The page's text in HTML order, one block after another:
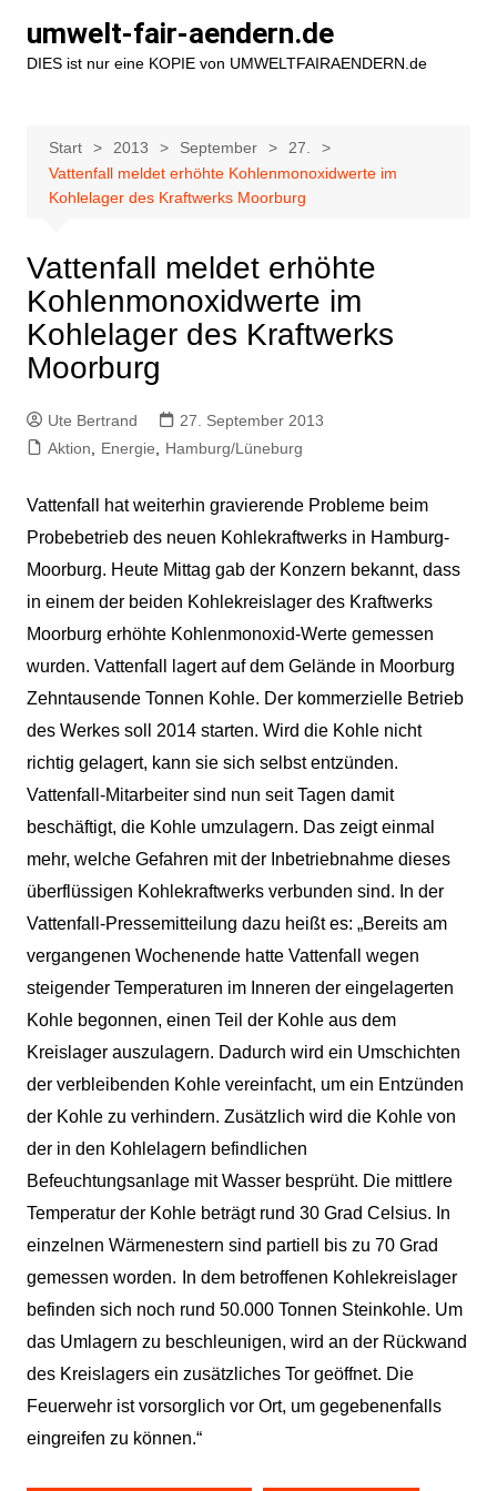
Inhalt
springen
umwelt-fair-aendern.de
DIES ist nur eine KOPIE von UMWELTFAIRAENDERN.de
Start 2013 September
27.
Vattenfall meldet erhöhte Kohlenmonoxidwerte im
Kohlelager des Kraftwerks Moorburg
Vattenfall meldet erhöhte
Kohlenmonoxidwerte im
Kohlelager des Kraftwerks
Moorburg
Ute Bertrand
27. September 2013
Aktion
Energie Hamburg/Lüneburg
Vattenfall hat weiterhin gravierende Probleme beim
Probebetrieb des neuen Kohlekraftwerks in Hamburg-
Moorburg. Heute Mittag gab der Konzern bekannt, dass
in einem der beiden Kohlekreislager des Kraftwerks
Moorburg erhöhte Kohlenmonoxid-Werte gemessen
wurden. Vattenfall lagert auf dem Gelände in Moorburg
Zehntausende Tonnen Kohle. Der kommerzielle Betrieb
des Werkes soll 2014 starten. Wird die Kohle nicht
richtig gelagert, kann sie sich selbst entzünden.
Vattenfall-Mitarbeiter sind nun seit Tagen damit
beschäftigt, die Kohle umzulagern. Das zeigt einmal
mehr, welche Gefahren mit der Inbetriebnahme dieses
überflüssigen Kohlekraftwerks verbunden sind. In der
Vattenfall-Pressemitteilung dazu heißt es: „Bereits am
vergangenen Wochenende hatte Vattenfall wegen
steigender Temperaturen im Inneren der eingelagerten
Kohle begonnen, einen Teil der Kohle aus dem
Kreislager auszulagern. Dadurch wird ein Umschichten
der verbleibenden Kohle vereinfacht, um ein Entzünden
der Kohle zu verhindern. Zusätzlich wird die Kohle von
der in den Kohlelagern befindlichen
Befeuchtungsanlage mit Wasser besprüht. Die mittlere
Temperatur der Kohle beträgt rund 30 Grad Celsius. In
einzelnen Wärmenestern sind partiell bis zu 70 Grad
gemessen worden.
In dem betroffenen Kohlekreislager
befinden sich noch rund 50.000 Tonnen Steinkohle. Um
das Umlagern zu beschleunigen, wird an der Rückwand
des Kreislagers ein zusätzliches Tor geöffnet. Die
Feuerwehr ist vorsorglich vor Ort, um gegebenenfalls
eingreifen zu können.“